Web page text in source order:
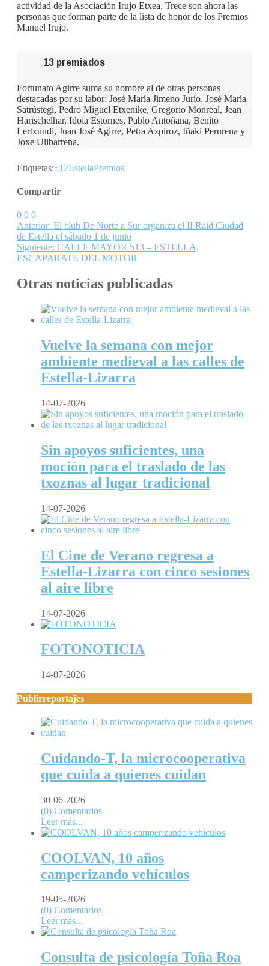
actividad de la Asociación Irujo Etxea. Trece son ahora las
personas que forman parte de la lista de honor de los Premios
Manuel Irujo.
13 premiados
Fortunato Agirre suma su nombre al de otras personas
destacadas por su labor: José María Jimeno Jurío, José María
Satrústegi, Pedro Miguel Etxenike, Gregorio Monreal, Jean
Harischelhar, Idoia Estornes, Pablo Antoñana, Benito
Lertxundi, Juan José Agirre, Petra Azpiroz, Iñaki Perurena y
Joxe Ulibarrena.
Etiquetas:512EstellaPremios
Compartir
0 0 0
Anterior: El club De Norte a Sur organiza el II Raid Ciudad
de Estella el sábado 1 de junio
Siguiente: CALLE MAYOR 513 – ESTELLA,
ESCAPARATE DEL MOTOR
Otras noticias publicadas
Vuelve la semana con mejor
ambiente medieval a las calles de
Estella-Lizarra
14-07-2026
Sin apoyos suficientes, una
moción para el traslado de las
txoznas al lugar tradicional
14-07-2026
El Cine de Verano regresa a
Estella-Lizarra con cinco sesiones
al aire libre
14-07-2026
FOTONOTICIA
14-07-2026
Publirreportajes
Cuidando-T, la microcooperativa
que cuida a quienes cuidan
30-06-2026
(0) Comentarios
Leer más...
COOLVAN, 10 años
camperizando vehículos
19-05-2026
(0) Comentarios
Leer más...
Consulta de psicología Toña Roa